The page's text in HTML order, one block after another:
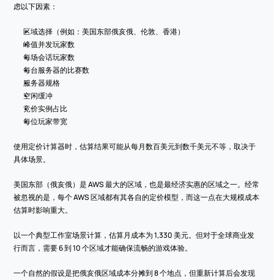
虑以下因素：
区域选择（例如：美国东部俄亥俄、伦敦、香港）
峰值并发玩家数
每场会话玩家数
每台服务器的比赛数
服务器规格
空闲缓冲
竞价实例占比
每位玩家带宽
使用定价计算器时，估算结果可能从每月数百美元到数千美元不等，取决于
具体场景。
美国东部（俄亥俄）是 AWS 最大的区域，也是最经济实惠的区域之一。经常
被忽视的是，每个 AWS 区域都有其各自的定价模型，而这一点在大规模成本
估算时影响重大。
以一个典型工作室场景计算，估算月成本为 1,330 美元。但对于全球商业发
行而言，需要 6 到 10 个区域才能确保流畅的游戏体验。
一个自然的假设是把俄亥俄区域成本分摊到 8 个地点，但重新计算后会发现